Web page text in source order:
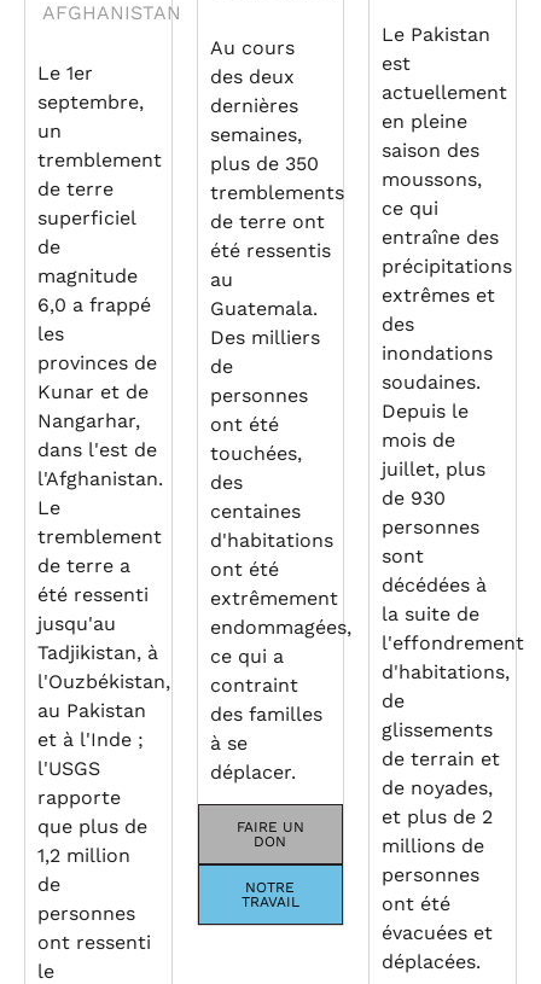
AFGHANISTAN
Le 1er
septembre,
un
tremblement
de terre
superficiel
de
magnitude
6,0 a frappé
les
provinces de
Kunar et de
Nangarhar,
dans l'est de
l'Afghanistan.
Le
tremblement
de terre a
été ressenti
jusqu'au
Tadjikistan, à
l'Ouzbékistan,
au Pakistan
et à l'Inde ;
l'USGS
rapporte
que plus de
1,2 million
de
personnes
ont ressenti
le
Au cours
des deux
dernières
semaines,
plus de 350
tremblements
de terre ont
été ressentis
au
Guatemala.
Des milliers
de
personnes
ont été
touchées,
des
centaines
d'habitations
ont été
extrêmement
endommagées,
ce qui a
contraint
des familles
à se
déplacer.
FAIRE UN
DON
NOTRE
TRAVAIL
Le Pakistan
est
actuellement
en pleine
saison des
moussons,
ce qui
entraîne des
précipitations
extrêmes et
des
inondations
soudaines.
Depuis le
mois de
juillet, plus
de 930
personnes
sont
décédées à
la suite de
l'effondrement
d'habitations,
de
glissements
de terrain et
de noyades,
et plus de 2
millions de
personnes
ont été
évacuées et
déplacées.